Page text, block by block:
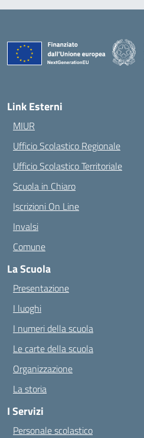
Link Esterni
MIUR
Ufficio Scolastico Regionale
Ufficio Scolastico Territoriale
Scuola in Chiaro
Iscrizioni On Line
Invalsi
Comune
La Scuola
Presentazione
I luoghi
I numeri della scuola
Le carte della scuola
Organizzazione
La storia
I Servizi
Personale scolastico